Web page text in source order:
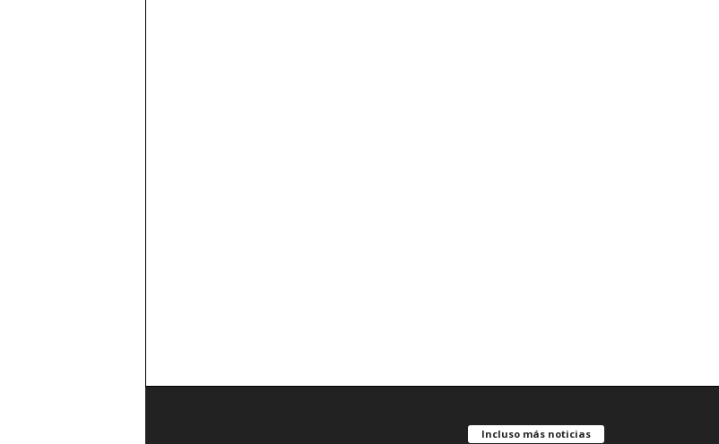
Incluso más noticias